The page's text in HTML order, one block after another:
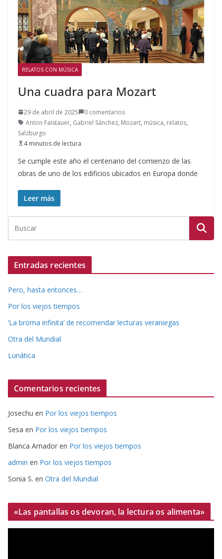
RELATOS CON MÚSICA
Una cuadra para Mozart
29 de abril de 2025
0 comentarios
Anton Faistauer, Gabriel Sánchez, Mozart, música, relatos,
Salzburgo
4 minutos de lectura
Se cumple este año el centenario del comienzo de las
obras de uno de los edificios ubicados en Europa donde
Leer más
Entradas recientes
Pero, hasta entonces…
Por los viejos tiempos
‘La broma infinita’ de recomendar lecturas veraniegas
Otra del Mundial
Lunática
Comentarios recientes
Josechu en Por los viejos tiempos
Sesa en Por los viejos tiempos
Blanca Amador en Por los viejos tiempos
admin en Por los viejos tiempos
Sonia S. en Otra del Mundial
«Las pantallas os devoran, la lectura os alimenta»